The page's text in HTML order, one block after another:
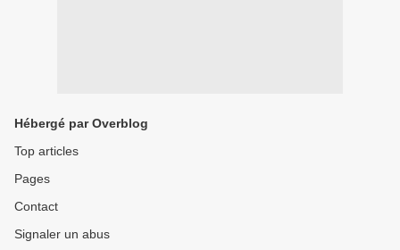
Hébergé par Overblog
Top articles
Pages
Contact
Signaler un abus